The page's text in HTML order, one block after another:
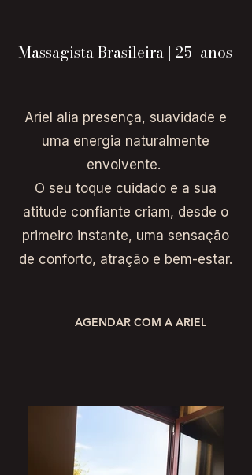
Massagista Brasileira | 25 anos
Ariel alia presença, suavidade e
uma energia naturalmente
envolvente.
O seu toque cuidado e a sua
atitude confiante criam, desde o
primeiro instante, uma sensação
de conforto, atração e bem-estar.
AGENDAR COM A ARIEL